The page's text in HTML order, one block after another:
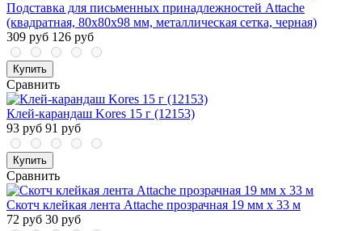
Подставка для письменных принадлежностей Attache
(квадратная, 80х80х98 мм, металлическая сетка, черная)
309 руб 126 руб
Купить
Сравнить
Клей-карандаш Kores 15 г (12153)
93 руб 91 руб
Купить
Сравнить
Скотч клейкая лента Attache прозрачная 19 мм x 33 м
72 руб 30 руб